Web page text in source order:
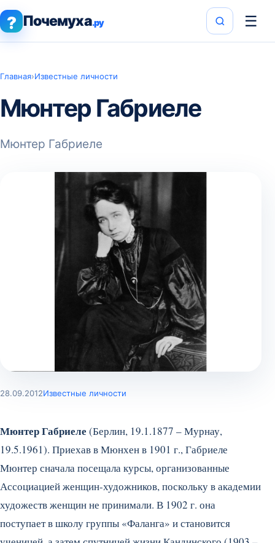
? Почемуха.ру ☰
Главная›Известные личности
Мюнтер Габриеле
Мюнтер Габриеле
28.09.2012Известные личности
Мюнтер Габриеле (Берлин, 19.1.1877 – Мурнау,
19.5.1961). Приехав в Мюнхен в 1901 г., Габриеле
Мюнтер сначала посещала курсы, организованные
Ассоциацией женщин-художников, поскольку в академии
художеств женщин не принимали. В 1902 г. она
поступает в школу группы «Фаланга» и становится